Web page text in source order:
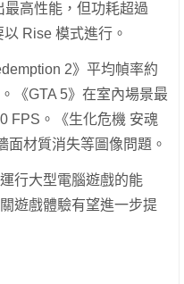
高性能，但功耗超過
Rise 模式進行。
2》平均幀率約
《GTA 5》在室內場景最
FPS。《生化危機 安魂
面材質消失等圖像問題。
行大型電腦遊戲的能
遊戲體驗有望進一步提